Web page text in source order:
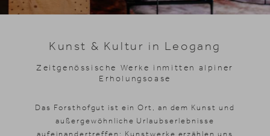
Skifahren
Kunst & Kultur in Leogang
Zeitgenössische Werke inmitten alpiner
Erholungsoase
Das Forsthofgut ist ein Ort, an dem Kunst und
außergewöhnliche Urlaubserlebnisse
aufeinandertreffen: Kunstwerke erzählen uns